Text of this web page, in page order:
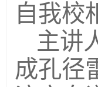
自我校
主讲
成孔径